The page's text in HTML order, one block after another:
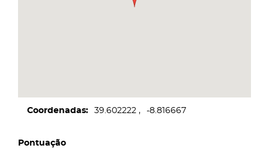
Coordenadas 39.602222 -8.816667
Pontuação